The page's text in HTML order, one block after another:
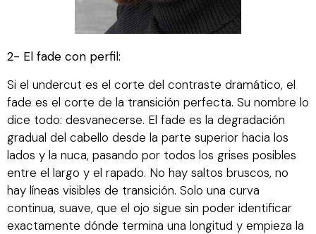
2- El fade con perfil:
Si el undercut es el corte del contraste dramático, el
fade es el corte de la transición perfecta. Su nombre lo
dice todo: desvanecerse. El fade es la degradación
gradual del cabello desde la parte superior hacia los
lados y la nuca, pasando por todos los grises posibles
entre el largo y el rapado. No hay saltos bruscos, no
hay líneas visibles de transición. Solo una curva
continua, suave, que el ojo sigue sin poder identificar
exactamente dónde termina una longitud y empieza la